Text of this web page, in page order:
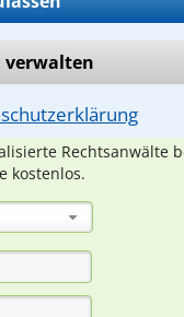
verwalten
Rechtsanwälte
kostenlos.